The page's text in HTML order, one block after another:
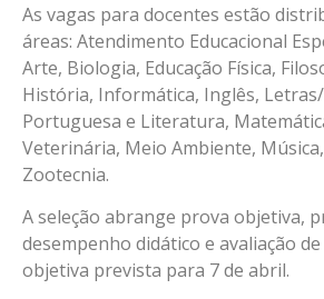
As vagas para docentes estão
áreas: Atendimento Educacional
Arte, Biologia, Educação Física,
História, Informática, Inglês,
Portuguesa e Literatura,
Veterinária, Meio Ambiente,
Zootecnia.
A seleção abrange prova objetiva,
desempenho didático e avaliação
objetiva prevista para 7 de abril.